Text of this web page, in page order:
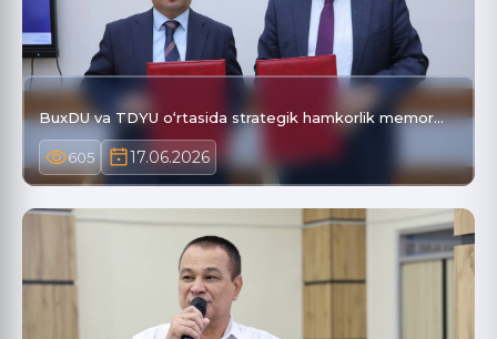
BuxDU va TDYU o‘rtasida strategik hamkorlik memor…
605 17.06.2026